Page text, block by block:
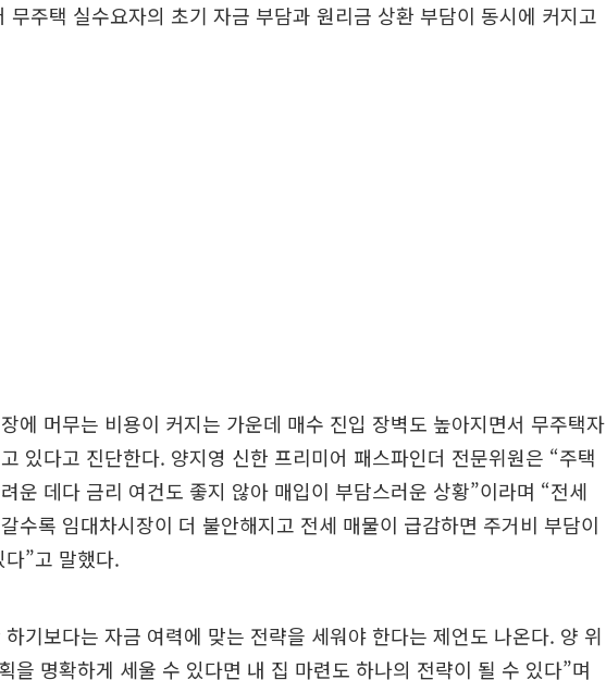
무주택 실수요자의 초기 자금 부담과 원리금 상환 부담이 동시에 커지고
에 머무는 비용이 커지는 가운데 매수 진입 장벽도 높아지면서 무주택자
있다고 진단한다. 양지영 신한 프리미어 패스파인더 전문위원은 “주택
운 데다 금리 여건도 좋지 않아 매입이 부담스러운 상황”이라며 “전세
수록 임대차시장이 더 불안해지고 전세 매물이 급감하면 주거비 부담이
”고 말했다.
기보다는 자금 여력에 맞는 전략을 세워야 한다는 제언도 나온다. 양 위
을 명확하게 세울 수 있다면 내 집 마련도 하나의 전략이 될 수 있다”며